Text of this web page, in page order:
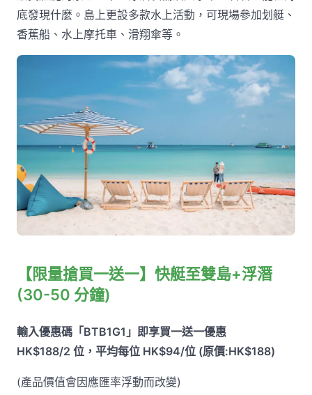
底發現什麼。島上更設多款水上活動，可現場參加划艇、
香蕉船、水上摩托車、滑翔傘等。
【限量搶買一送一】快艇至雙島+浮潛
(30-50 分鐘)
輸入優惠碼「BTB1G1」即享買一送一優惠
HK$188/2 位，平均每位 HK$94/位 (原價:HK$188)
(產品價值會因應匯率浮動而改變)